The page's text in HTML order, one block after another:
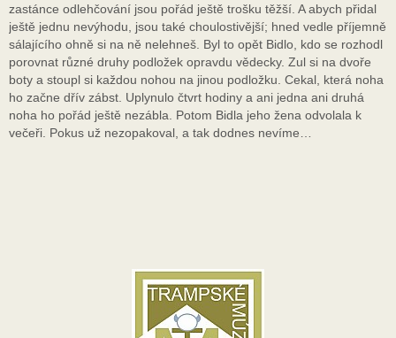
zastánce odlehčování jsou pořád ještě trošku těžší. A abych přidal
ještě jednu nevýhodu, jsou také choulostivější; hned vedle příjemně
sálajícího ohně si na ně nelehneš. Byl to opět Bidlo, kdo se rozhodl
porovnat různé druhy podložek opravdu vědecky. Zul si na dvoře
boty a stoupl si každou nohou na jinou podložku. Cekal, která noha
ho začne dřív zábst. Uplynulo čtvrt hodiny a ani jedna ani druhá
noha ho pořád ještě nezábla. Potom Bidla jeho žena odvolala k
večeři. Pokus už nezopakoval, a tak dodnes nevíme…